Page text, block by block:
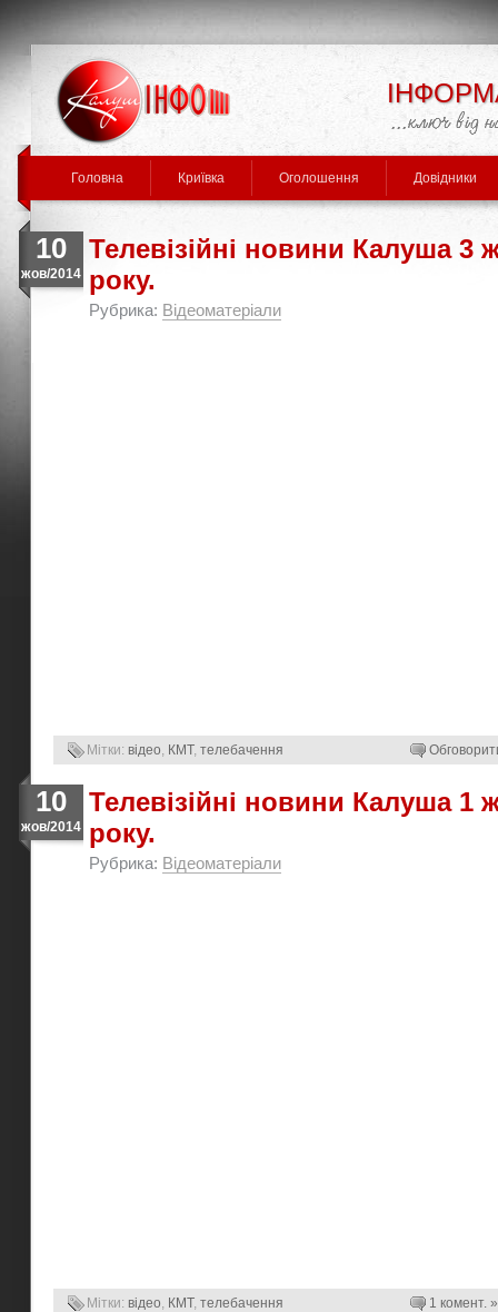
Головна Криївка Оголошення Довідники
10
жов/2014
Телевізійні новини Калуша 3
року.
Рубрика: Відеоматеріали
Мітки: відео, КМТ, телебачення
10
жов/2014
Телевізійні новини Калуша 1
року.
Рубрика: Відеоматеріали
Мітки: відео, КМТ, телебачення 1 комент. »